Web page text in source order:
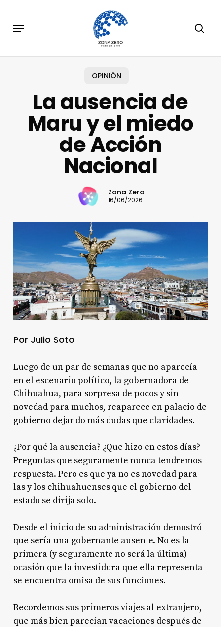
main
Menu
OPINIÓN
La ausencia de
Maru y el miedo
de Acción
Nacional
Zona Zero
16/06/2026
Por Julio Soto
Luego de un par de semanas que no aparecía
en el escenario político, la gobernadora de
Chihuahua, para sorpresa de pocos y sin
novedad para muchos, reaparece en palacio de
gobierno dejando más dudas que claridades.
¿Por qué la ausencia? ¿Que hizo en estos días?
Preguntas que seguramente nunca tendremos
respuesta. Pero es que ya no es novedad para
las y los chihuahuenses que el gobierno del
estado se dirija solo.
Desde el inicio de su administración demostró
que sería una gobernante ausente. No es la
primera (y seguramente no será la última)
ocasión que la investidura que ella representa
se encuentra omisa de sus funciones.
Recordemos sus primeros viajes al extranjero,
que más bien parecían vacaciones después de